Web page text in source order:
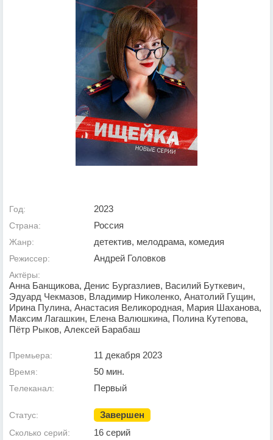
Год: 2023
Страна: Россия
Жанр: детектив, мелодрама, комедия
Режиссер: Андрей Головков
Актёры:
Анна Банщикова, Денис Бургазлиев, Василий Буткевич,
Эдуард Чекмазов, Владимир Николенко, Анатолий Гущин,
Ирина Пулина, Анастасия Великородная, Мария Шаханова,
Максим Лагашкин, Елена Валюшкина, Полина Кутепова,
Пётр Рыков, Алексей Барабаш
Премьера: 11 декабря 2023
Время: 50 мин.
Телеканал: Первый
Статус: Завершен
Сколько серий: 16 серий